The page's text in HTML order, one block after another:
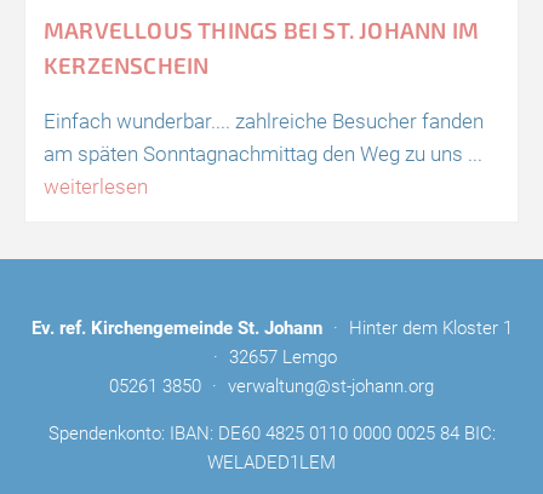
MARVELLOUS THINGS BEI ST. JOHANN IM
KERZENSCHEIN
Einfach wunderbar.... zahlreiche Besucher fanden
am späten Sonntagnachmittag den Weg zu uns ...
weiterlesen
Ev. ref. Kirchengemeinde St. Johann ·
Hinter dem Kloster 1
· 32657 Lemgo
05261 3850 · verwaltung@st-johann.org
Spendenkonto: IBAN: DE60 4825 0110 0000 0025 84 BIC:
WELADED1LEM